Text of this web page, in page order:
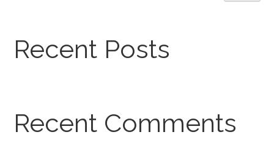
Recent Posts
Recent Comments